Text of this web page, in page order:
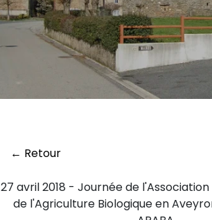
← Retour
27 avril 2018 - Journée de
de l'Agriculture Biologique en